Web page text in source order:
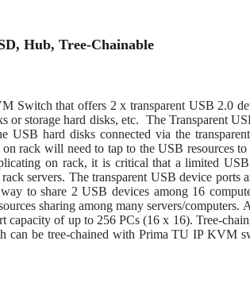
Hub, Tree-Chainable
Switch that offers 2 x transparent USB 2.0
or storage hard disks, etc. The Transparent
USB hard disks connected via the
rack will need to tap to the USB resources
on rack, it is critical that a limited
servers. The transparent USB device ports
to share 2 USB devices among 16
sharing among many servers/computers.
capacity of up to 256 PCs (16 x 16). Tree-
be tree-chained with Prima TU IP KVM